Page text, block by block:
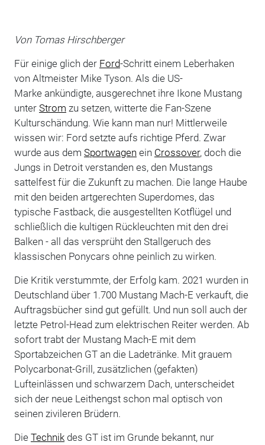
Von Tomas Hirschberger
Für einige glich der Ford-Schritt einem Leberhaken
von Altmeister Mike Tyson. Als die US-
Marke ankündigte, ausgerechnet ihre Ikone Mustang
unter Strom zu setzen, witterte die Fan-Szene
Kulturschändung. Wie kann man nur! Mittlerweile
wissen wir: Ford setzte aufs richtige Pferd. Zwar
wurde aus dem Sportwagen ein Crossover, doch die
Jungs in Detroit verstanden es, den Mustangs
sattelfest für die Zukunft zu machen. Die lange Haube
mit den beiden artgerechten Superdomes, das
typische Fastback, die ausgestellten Kotflügel und
schließlich die kultigen Rückleuchten mit den drei
Balken - all das versprüht den Stallgeruch des
klassischen Ponycars ohne peinlich zu wirken.
Die Kritik verstummte, der Erfolg kam. 2021 wurden in
Deutschland über 1.700 Mustang Mach-E verkauft, die
Auftragsbücher sind gut gefüllt. Und nun soll auch der
letzte Petrol-Head zum elektrischen Reiter werden. Ab
sofort trabt der Mustang Mach-E mit dem
Sportabzeichen GT an die Ladetränke. Mit grauem
Polycarbonat-Grill, zusätzlichen (gefakten)
Lufteinlässen und schwarzem Dach, unterscheidet
sich der neue Leithengst schon mal optisch von
seinen zivileren Brüdern.
Die Technikdes GT ist im Grunde bekannt, nur